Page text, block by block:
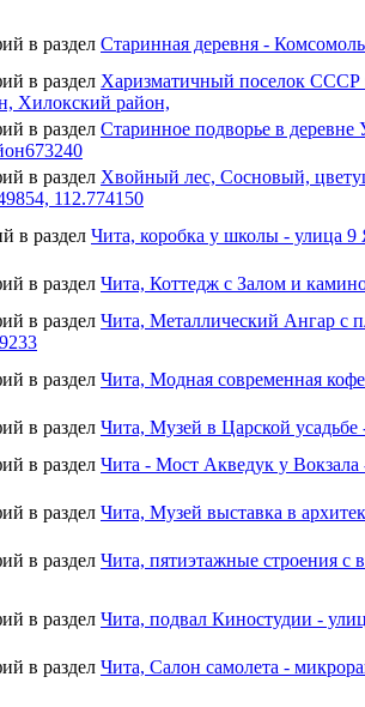
в раздел Старинная деревня -
в раздел Харизматичный поселок СССР
Хилокский район,
в раздел Старинное подворье в деревне
в раздел Хвойный лес, Сосновый,
112.774150
в раздел Чита, коробка у школы - улица 9
в раздел Чита, Коттедж с Залом и
в раздел Чита, Металлический Ангар с
в раздел Чита, Модная современная
в раздел Чита, Музей в Царской усадьбе
в раздел Чита - Мост Акведук у
в раздел Чита, Музей выставка в
в раздел Чита, пятиэтажные строения
в раздел Чита, подвал Киностудии -
в раздел Чита, Салон самолета -